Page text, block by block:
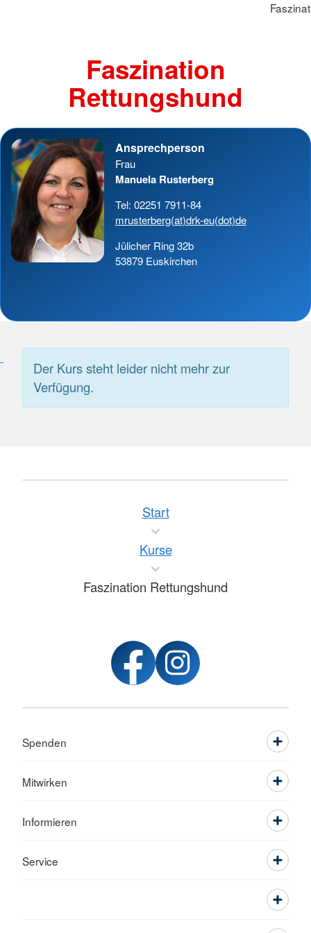
Faszination
Rettungshund
Ansprechperson
Frau
Manuela Rusterberg
Tel: 02251 7911-84
mrusterberg(at)drk-eu(dot)de
Jülicher Ring 32b
53879 Euskirchen
Der Kurs steht leider nicht mehr zur
Verfügung.
Start
Kurse
Faszination Rettungshund
Spenden
Mitwirken
Informieren
Service